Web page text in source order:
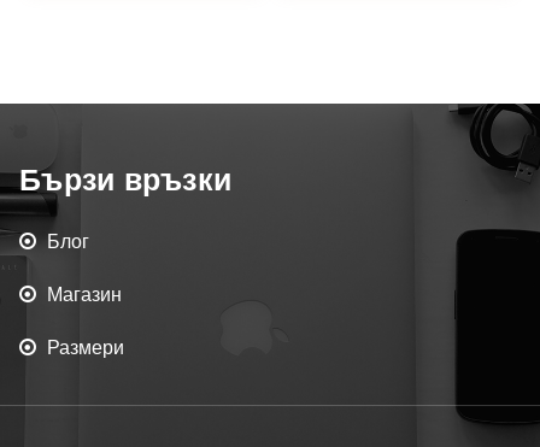
Бързи връзки
Блог
Магазин
Размери